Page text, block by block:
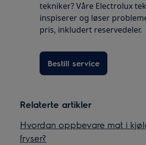
tekniker? Våre Electrolux
inspiserer og løser
pris, inkludert reservedeler.
Bestill service
Relaterte artikler
Hvordan oppbevare mat i
fryser?